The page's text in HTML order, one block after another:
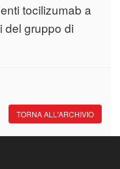
tocilizumab a
del gruppo di
TORNA ALL'ARCHIVIO